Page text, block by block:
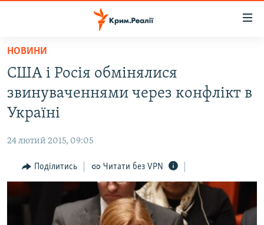
Перейти
основного
матеріалу
Перейти
до
основної
Перейти
до
ВІДЕО ТА ФОТО
БЛОГИ
ПОГЛЯД
ВСЕ ЗА ДЕНЬ
НОВИНИ
США і Росія обмінялися
звинуваченнями через конфлікт в
Україні
24 лютий 2015, 09:05
Поділитись Читати без VPN